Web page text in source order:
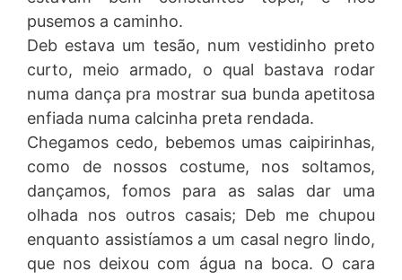
pusemos a caminho.
Deb estava um tesão, num vestidinho preto
curto, meio armado, o qual bastava rodar
numa dança pra mostrar sua bunda apetitosa
enfiada numa calcinha preta rendada.
Chegamos cedo, bebemos umas caipirinhas,
como de nossos costume, nos soltamos,
dançamos, fomos para as salas dar uma
olhada nos outros casais; Deb me chupou
enquanto assistíamos a um casal negro lindo,
que nos deixou com água na boca. O cara